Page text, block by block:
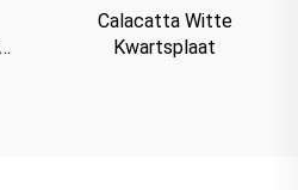
Calacatta Witte
Kwartsplaat